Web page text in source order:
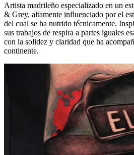
Artista madrileño especializado en un
& Grey, altamente influenciado por el
del cual se ha nutrido técnicamente.
sus trabajos de respira a partes iguales
con la solidez y claridad que ha
continente.